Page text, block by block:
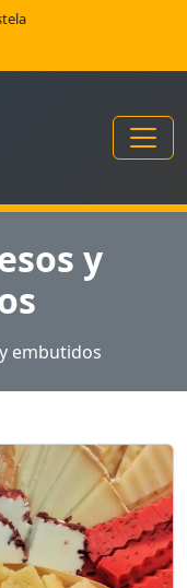
y
embutidos